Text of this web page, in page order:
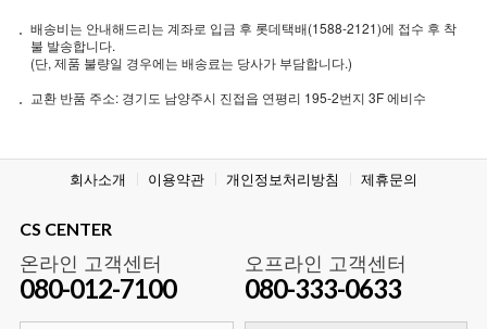
배송비는 안내해드리는 계좌로 입금 후 롯데택배(1588-2121)에 접수 후 착
불 발송합니다.
(단, 제품 불량일 경우에는 배송료는 당사가 부담합니다.)
교환 반품 주소: 경기도 남양주시 진접읍 연평리 195-2번지 3F 에비수
회사소개 이용약관 개인정보처리방침 제휴문의
CS CENTER
온라인 고객센터
080-012-7100
오프라인 고객센터
080-333-0633